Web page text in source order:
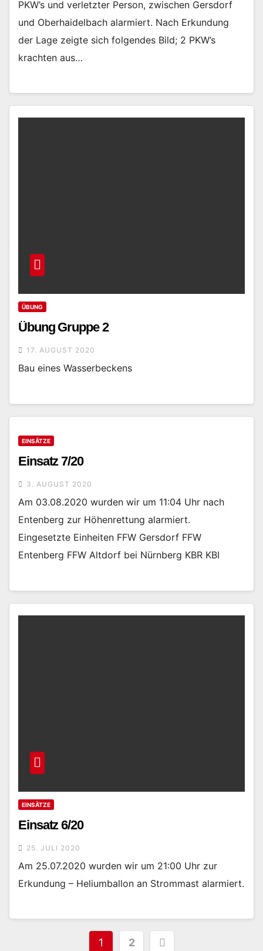
PKW’s und verletzter Person, zwischen Gersdorf
und Oberhaidelbach alarmiert. Nach Erkundung
der Lage zeigte sich folgendes Bild; 2 PKW’s
krachten aus…
ÜBUNG
Übung Gruppe 2
17. AUGUST 2020
Bau eines Wasserbeckens
EINSÄTZE
Einsatz 7/20
3. AUGUST 2020
Am 03.08.2020 wurden wir um 11:04 Uhr nach
Entenberg zur Höhenrettung alarmiert.
Eingesetzte Einheiten FFW Gersdorf FFW
Entenberg FFW Altdorf bei Nürnberg KBR KBI
EINSÄTZE
Einsatz 6/20
25. JULI 2020
Am 25.07.2020 wurden wir um 21:00 Uhr zur
Erkundung – Heliumballon an Strommast alarmiert.
1 2